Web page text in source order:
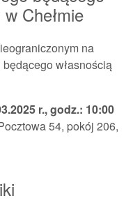
Chełmie
na
własnością
r., godz.: 10:00
54, pokój 206,